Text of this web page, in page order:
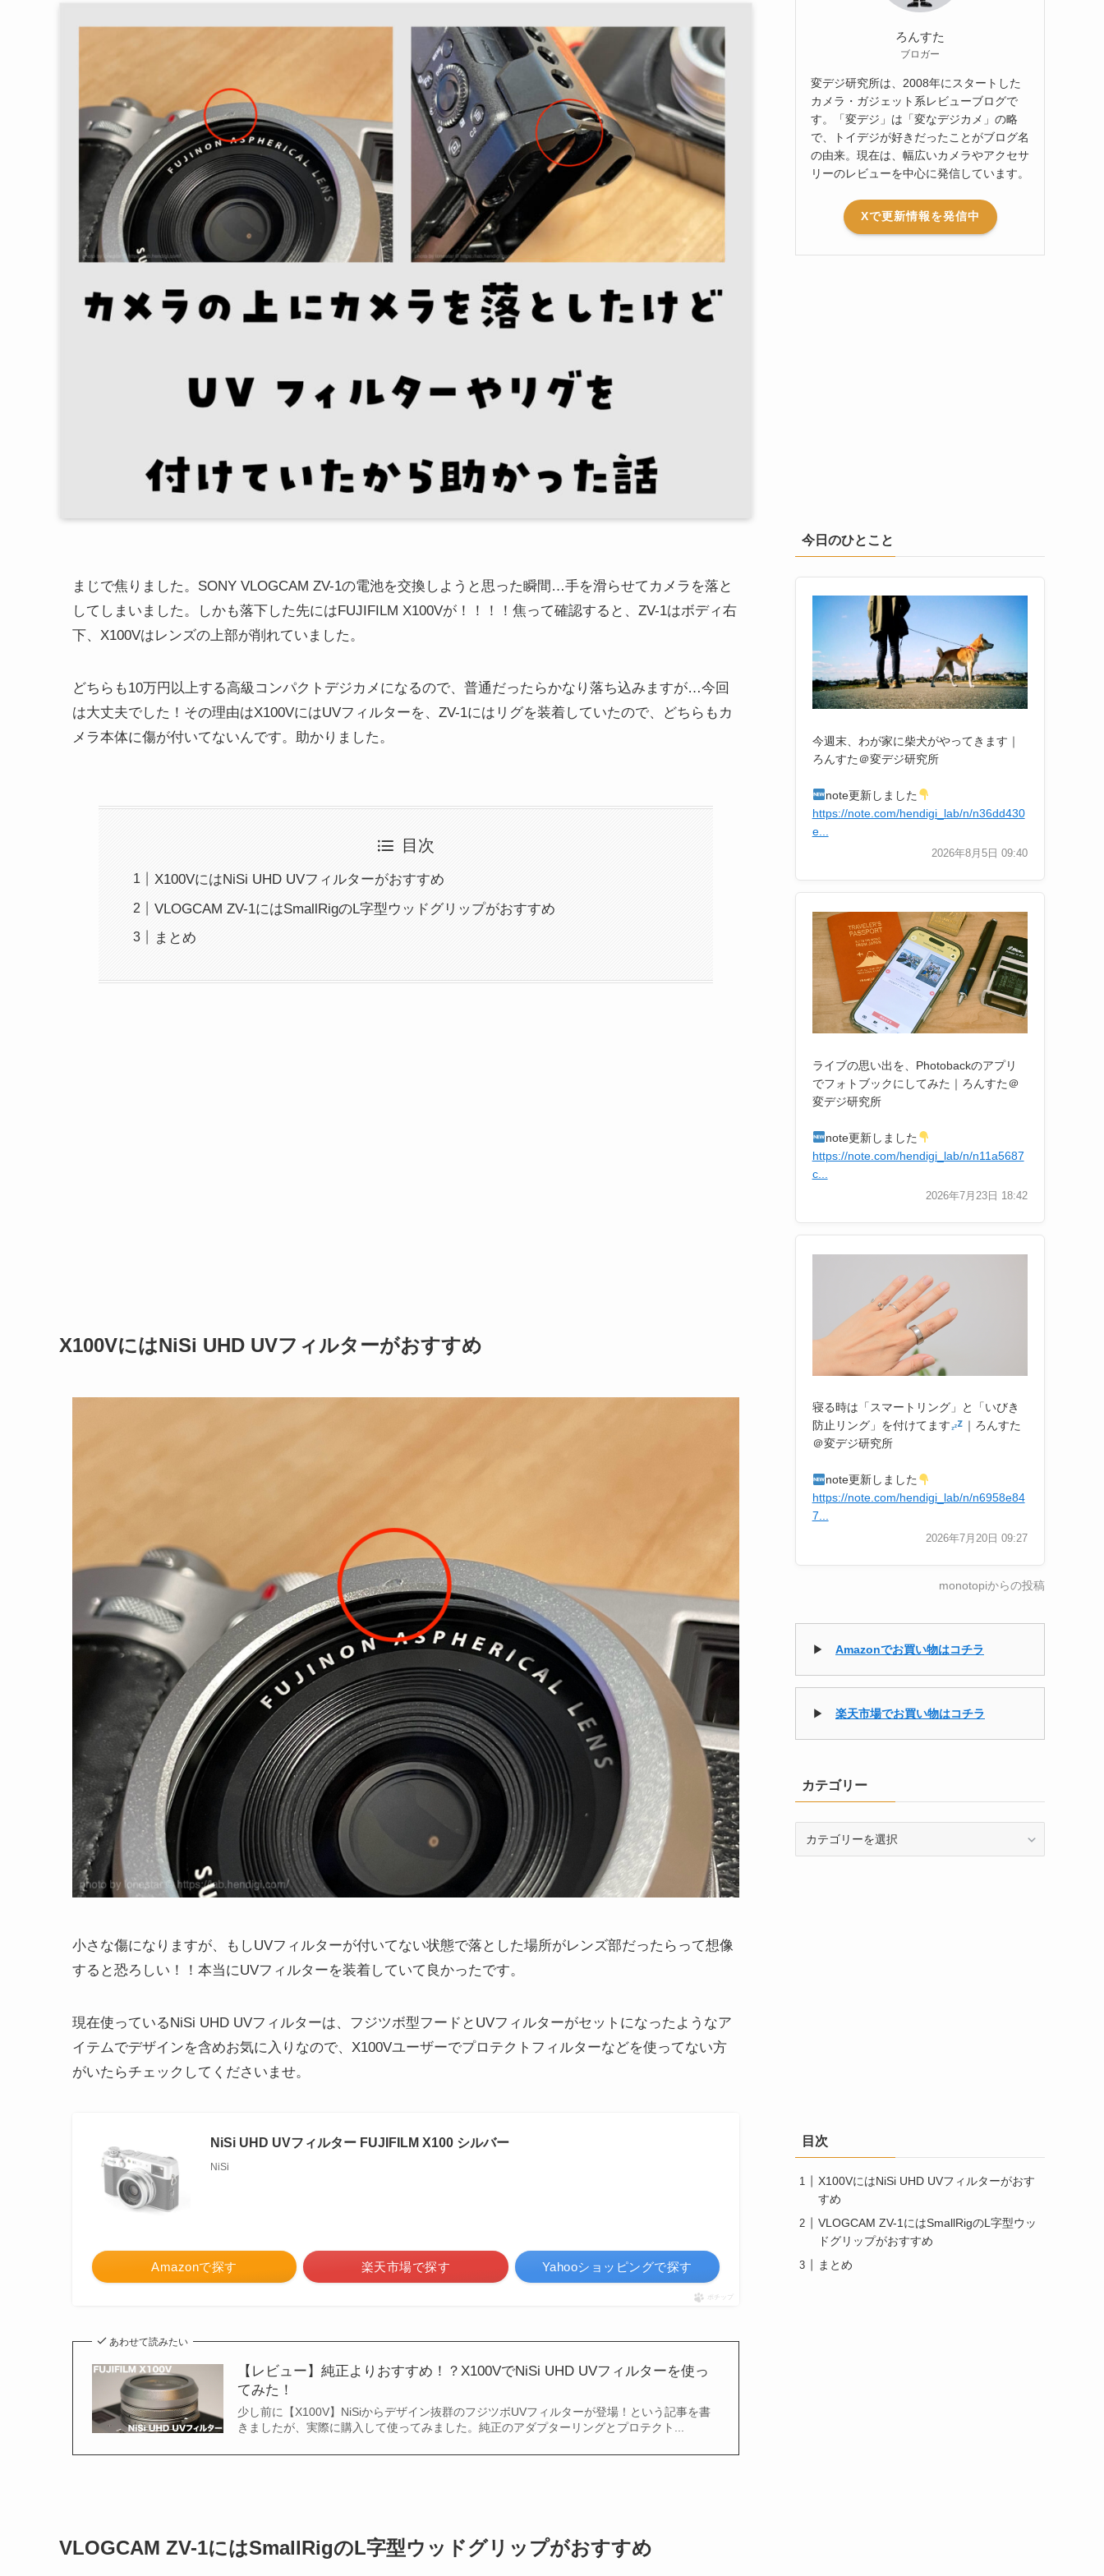
まじで焦りました。SONY VLOGCAM ZV-1の電池を交換しようと思った瞬間…手を滑らせてカメラを落と
してしまいました。しかも落下した先にはFUJIFILM X100Vが！！！！焦って確認すると、ZV-1はボディ右
下、X100Vはレンズの上部が削れていました。
どちらも10万円以上する高級コンパクトデジカメになるので、普通だったらかなり落ち込みますが…今回
は大丈夫でした！その理由はX100VにはUVフィルターを、ZV-1にはリグを装着していたので、どちらもカ
メラ本体に傷が付いてないんです。助かりました。
目次
X100VにはNiSi UHD UVフィルターがおすすめ
VLOGCAM ZV-1にはSmallRigのL字型ウッドグリップがおすすめ
まとめ
X100VにはNiSi UHD UVフィルターがおすすめ
小さな傷になりますが、もしUVフィルターが付いてない状態で落とした場所がレンズ部だったらって想像
すると恐ろしい！！本当にUVフィルターを装着していて良かったです。
現在使っているNiSi UHD UVフィルターは、フジツボ型フードとUVフィルターがセットになったようなア
イテムでデザインを含めお気に入りなので、X100Vユーザーでプロテクトフィルターなどを使ってない方
がいたらチェックしてくださいませ。
NiSi UHD UVフィルター FUJIFILM X100 シルバー
NiSi
Amazonで探す 楽天市場で探す Yahooショッピングで探す
ポチップ
あわせて読みたい
【レビュー】純正よりおすすめ！？X100VでNiSi UHD UVフィルターを使っ
てみた！
少し前に【X100V】NiSiからデザイン抜群のフジツボUVフィルターが登場！という記事を書
きましたが、実際に購入して使ってみました。純正のアダプターリングとプロテクト...
VLOGCAM ZV-1にはSmallRigのL字型ウッドグリップがおすすめ
ろんすた
ブロガー
変デジ研究所は、2008年にスタートした
カメラ・ガジェット系レビューブログで
す。「変デジ」は「変なデジカメ」の略
で、トイデジが好きだったことがブログ名
の由来。現在は、幅広いカメラやアクセサ
リーのレビューを中心に発信しています。
Xで更新情報を発信中
今日のひとこと
今週末、わが家に柴犬がやってきます｜
ろんすた＠変デジ研究所
note更新しました
https://note.com/hendigi_lab/n/n36dd430
e...
2026年8月5日 09:40
ライブの思い出を、Photobackのアプリ
でフォトブックにしてみた｜ろんすた＠
変デジ研究所
note更新しました
https://note.com/hendigi_lab/n/n11a5687
c...
2026年7月23日 18:42
寝る時は「スマートリング」と「いびき
防止リング」を付けてます
｜ろんすた
＠変デジ研究所
note更新しました
https://note.com/hendigi_lab/n/n6958e84
7...
2026年7月20日 09:27
monotopiからの投稿
▶ Amazonでお買い物はコチラ
▶ 楽天市場でお買い物はコチラ
カテゴリー
目次
X100VにはNiSi UHD UVフィルターがおす
すめ
VLOGCAM ZV-1にはSmallRigのL字型ウッ
ドグリップがおすすめ
まとめ